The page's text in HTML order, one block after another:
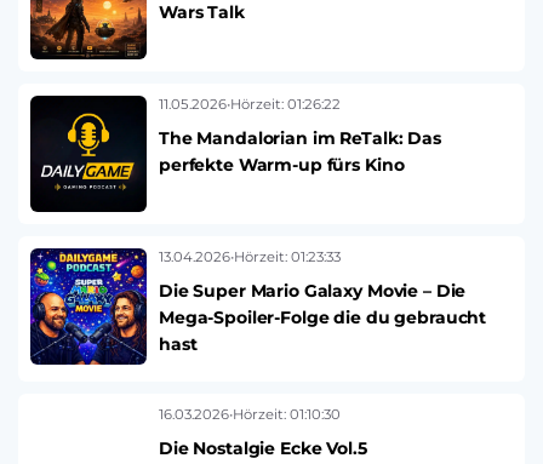
Wars Talk
11.05.2026•Hörzeit: 01:26:22
The Mandalorian im ReTalk: Das
perfekte Warm-up fürs Kino
13.04.2026•Hörzeit: 01:23:33
Die Super Mario Galaxy Movie – Die
Mega-Spoiler-Folge die du gebraucht
hast
16.03.2026•Hörzeit: 01:10:30
Die Nostalgie Ecke Vol.5